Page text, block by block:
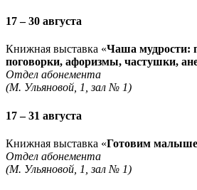
17 – 30 августа
Книжная выставка «Чаша мудрости:
поговорки, афоризмы, частушки,
Отдел абонемента
(М. Ульяновой, 1, зал № 1)
17 – 31 августа
Книжная выставка «Готовим
Отдел абонемента
(М. Ульяновой, 1, зал № 1)